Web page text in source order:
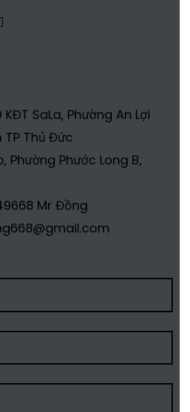
SaLa, Phường An Lợi
Thủ Đức
Phường Phước Long B,
Mr Đồng